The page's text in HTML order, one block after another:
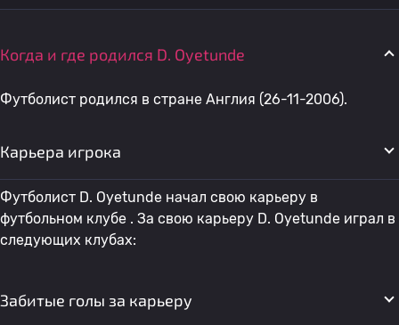
Когда и где родился D. Oyetunde
Футболист родился в стране Англия (26-11-2006).
Карьера игрока
Футболист D. Oyetunde начал свою карьеру в
футбольном клубе . За свою карьеру D. Oyetunde играл в
следующих клубах:
Забитые голы за карьеру